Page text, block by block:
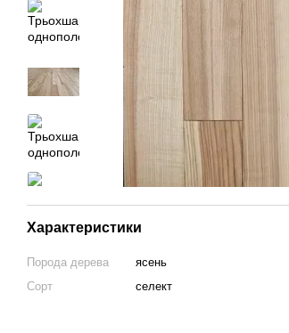
Характеристики
Порода дерева
ясень
Сорт
селект